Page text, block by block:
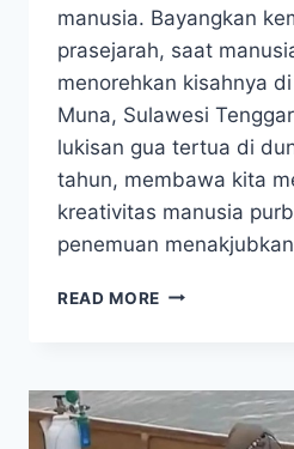
manusia. Bayangkan
prasejarah, saat
menorehkan kisahnya
Muna, Sulawesi
lukisan gua tertua di
tahun, membawa kita
kreativitas manusia
penemuan
READ MORE MENELUSURI
DUNIA
BERUSIA
67.800